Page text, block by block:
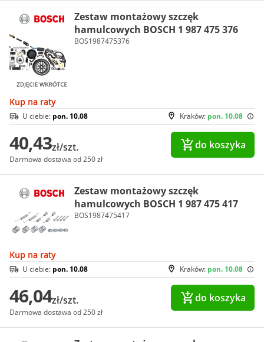
Zestaw montażowy szczęk
hamulcowych BOSCH 1 987 475 376
BOS1987475376
Kup na raty
Kraków: pon. 10.08
U ciebie: pon. 10.08
40,43zł/szt.
Darmowa dostawa od 250 zł
do koszyka
Zestaw montażowy szczęk
hamulcowych BOSCH 1 987 475 417
BOS1987475417
Kup na raty
Kraków: pon. 10.08
U ciebie: pon. 10.08
46,04zł/szt.
Darmowa dostawa od 250 zł
do koszyka